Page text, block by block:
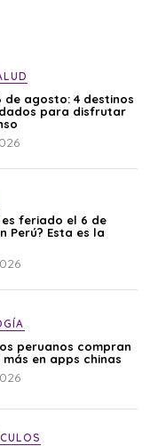
de agosto: 4 destinos
para disfrutar
es feriado el 6 de
Perú? Esta es la
peruanos compran
en apps chinas